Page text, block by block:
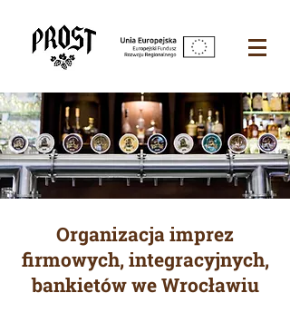
Organizacja imprez
firmowych, integracyjnych,
bankietów we Wrocławiu